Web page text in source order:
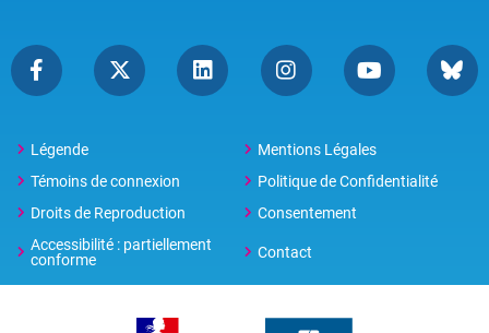
Légende
Mentions Légales
Témoins de connexion
Politique de Confidentialité
Droits de Reproduction
Consentement
Accessibilité : partiellement
conforme
Contact